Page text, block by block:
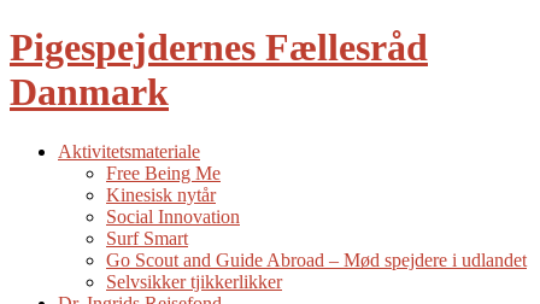
Pigespejdernes Fællesråd
Danmark
Aktivitetsmateriale
Free Being Me
Kinesisk nytår
Social Innovation
Surf Smart
Go Scout and Guide Abroad – Mød spejdere i udlandet
Selvsikker tjikkerlikker